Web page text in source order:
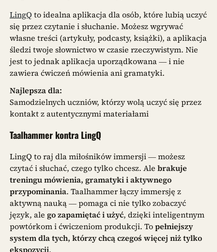
LingQ to idealna aplikacja dla osób, które lubią uczyć
się przez czytanie i słuchanie. Możesz wgrywać
własne treści (artykuły, podcasty, książki), a aplikacja
śledzi twoje słownictwo w czasie rzeczywistym. Nie
jest to jednak aplikacja uporządkowana — i nie
zawiera ćwiczeń mówienia ani gramatyki.
Najlepsza dla:
Samodzielnych uczniów, którzy wolą uczyć się przez
kontakt z autentycznymi materiałami
Taalhammer kontra LingQ
LingQ to raj dla miłośników immersji — możesz
czytać i słuchać, czego tylko chcesz. Ale brakuje
treningu mówienia, gramatyki i aktywnego
przypominania. Taalhammer łączy immersję z
aktywną nauką — pomaga ci nie tylko zobaczyć
język, ale go zapamiętać i użyć, dzięki inteligentnym
powtórkom i ćwiczeniom produkcji. Topełniejszy
system dla tych, którzy chcą czegoś więcej niż tylko
ekspozycji.